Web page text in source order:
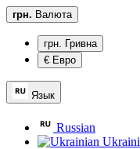
грн. Валюта
грн. Гривна
€ Евро
Язык
Russian